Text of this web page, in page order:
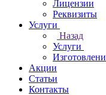
Лицензии
Реквизиты
Услуги
Назад
Услуги
Акции
Статьи
Контакты